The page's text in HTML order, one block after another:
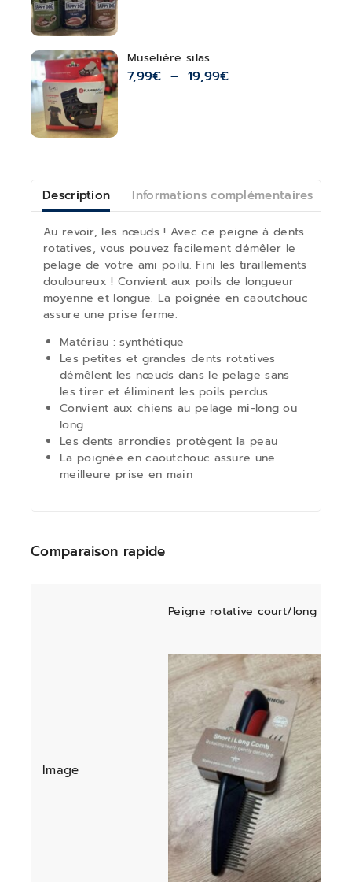
Muselière silas
7,99€ – 19,99€
Description Informations complémentaires
Au revoir, les nœuds ! Avec ce peigne à dents
rotatives, vous pouvez facilement démêler le
pelage de votre ami poilu. Fini les tiraillements
douloureux ! Convient aux poils de longueur
moyenne et longue. La poignée en caoutchouc
assure une prise ferme.
Matériau : synthétique
Les petites et grandes dents rotatives
démêlent les nœuds dans le pelage sans
les tirer et éliminent les poils perdus
Convient aux chiens au pelage mi-long ou
long
Les dents arrondies protègent la peau
La poignée en caoutchouc assure une
meilleure prise en main
Comparaison rapide
Peigne rotative court/long
Image